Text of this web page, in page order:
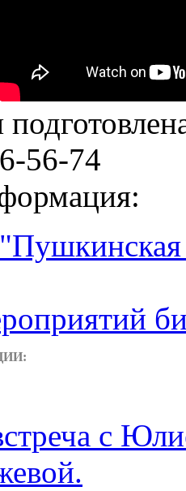
56-74
с